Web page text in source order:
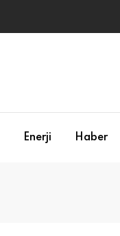
Enerji Haber